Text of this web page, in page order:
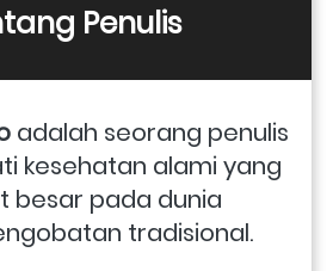
Penulis
adalah seorang penulis
kesehatan alami yang
besar pada dunia
tradisional.